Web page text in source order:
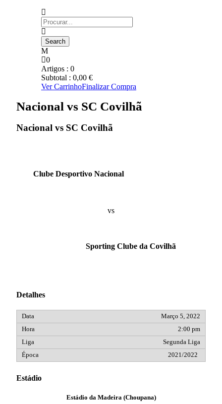
0
Artigos : 0
Subtotal : 0,00 €
Ver CarrinhoFinalizar Compra
Nacional vs SC Covilhã
Nacional vs SC Covilhã
Clube Desportivo Nacional
vs
Sporting Clube da Covilhã
Detalhes
Março 5, 2022
2:00 pm
Segunda Liga
2021/2022
Estádio
Estádio da Madeira (Choupana)